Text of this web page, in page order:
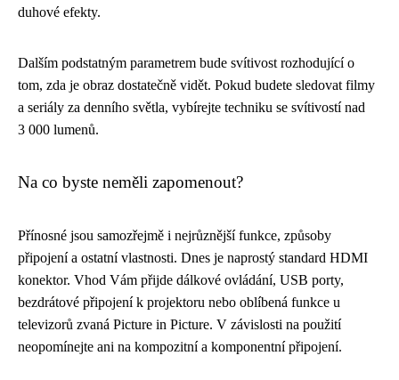
duhové efekty.
Dalším podstatným parametrem bude svítivost rozhodující o
tom, zda je obraz dostatečně vidět. Pokud budete sledovat filmy
a seriály za denního světla, vybírejte techniku se svítivostí nad
3 000 lumenů.
Na co byste neměli zapomenout?
Přínosné jsou samozřejmě i nejrůznější funkce, způsoby
připojení a ostatní vlastnosti. Dnes je naprostý standard HDMI
konektor. Vhod Vám přijde dálkové ovládání, USB porty,
bezdrátové připojení k projektoru nebo oblíbená funkce u
televizorů zvaná Picture in Picture. V závislosti na použití
neopomínejte ani na kompozitní a komponentní připojení.